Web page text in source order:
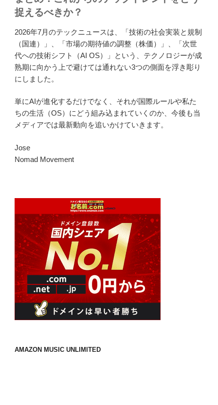
捉えるべきか？
2026年7月のテックニュースは、「技術の社会実装と規制
（国連）」、「市場の期待値の調整（株価）」、「次世
代への技術シフト（AI OS）」という、テクノロジーが成
熟期に向かう上で避けては通れない3つの側面を浮き彫り
にしました。
単にAIが進化するだけでなく、それが国際ルールや私た
ちの生活（OS）にどう組み込まれていくのか、今後も当
メディアでは最新動向を追いかけていきます。
Jose
Nomad Movement
AMAZON MUSIC UNLIMITED